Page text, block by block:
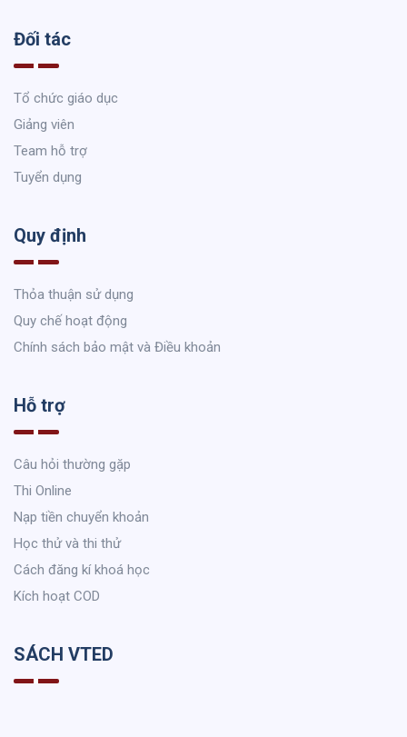
Đối tác
Tổ chức giáo dục
Giảng viên
Team hỗ trợ
Tuyển dụng
Quy định
Thỏa thuận sử dụng
Quy chế hoạt động
Chính sách bảo mật và Điều khoản
Hỗ trợ
Câu hỏi thường gặp
Thi Online
Nạp tiền chuyển khoản
Học thử và thi thử
Cách đăng kí khoá học
Kích hoạt COD
SÁCH VTED